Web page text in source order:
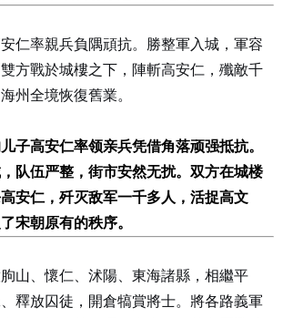
仁率親兵負隅頑抗。勝整軍入城，軍容
方戰於城樓之下，陣斬高安仁，殲敵千
州全境恢復舊業。
子高安仁率领亲兵凭借角落顽强抵抗。
队伍严整，街市安然无扰。双方在城楼
安仁，歼灭敌军一千多人，活捉高文
宋朝原有的秩序。
山、懷仁、沭陽、東海諸縣，相繼平
釋放囚徒，開倉犒賞將士。將各路義軍